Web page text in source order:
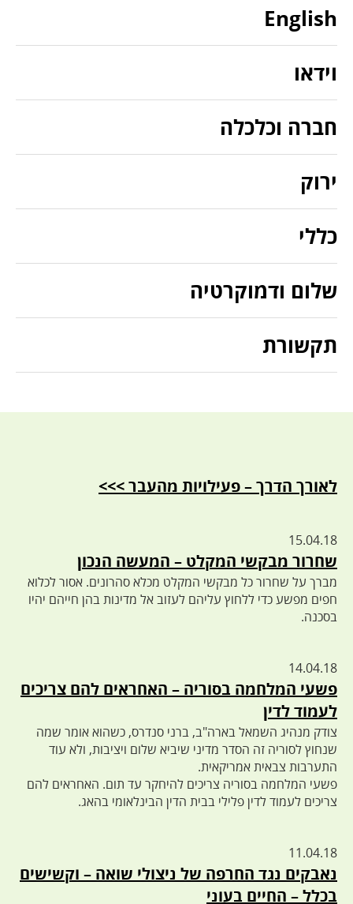
English
וידאו
חברה וכלכלה
ירוק
כללי
שלום ודמוקרטיה
תקשורת
לאורך הדרך – פעילויות מהעבר >>>
15.04.18
שחרור מבקשי המקלט – המעשה הנכון
מברך על שחרור כל מבקשי המקלט מכלא סהרונים. אסור לכלוא
חפים מפשע כדי ללחוץ עליהם לעזוב אל מדינות בהן חייהם יהיו
בסכנה.
14.04.18
פשעי המלחמה בסוריה – האחראים להם צריכים
לעמוד לדין
צודק מנהיג השמאל בארה"ב, ברני סנדרס, כשהוא אומר שמה
שנחוץ לסוריה זה הסדר מדיני שיביא שלום ויציבות, ולא עוד
התערבות צבאית אמריקאית.
פשעי המלחמה בסוריה צריכים להיחקר עד תום. האחראים להם
צריכים לעמוד לדין פלילי בבית הדין הבינלאומי בהאג.
11.04.18
נאבקים נגד החרפה של ניצולי שואה – וקשישים
בכלל – החיים בעוני